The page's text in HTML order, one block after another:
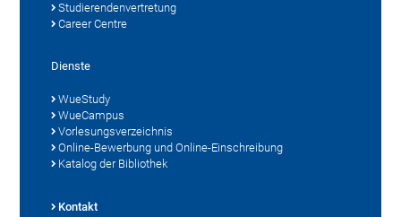
Studierendenvertretung
Career Centre
Dienste
WueStudy
WueCampus
Vorlesungsverzeichnis
Online-Bewerbung und Online-Einschreibung
Katalog der Bibliothek
Kontakt